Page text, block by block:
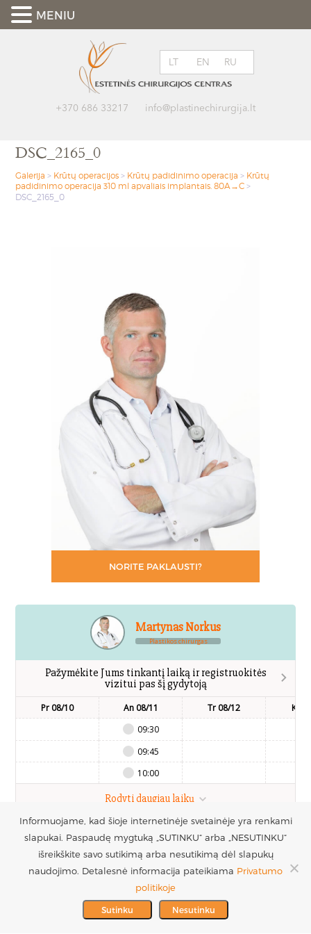
+370 686 33217 info@plastinechirurgija.lt
LT EN RU
DSC_2165_0
Galerija > Krūtų operacijos > Krūtų padidinimo operacija > Krūtų
padidinimo operacija 310 ml apvaliais implantais. 80A→C >
DSC_2165_0
NORITE PAKLAUSTI?
Martynas Norkus
Plastikos chirurgas
Pažymėkite Jums tinkantį laiką ir registruokitės
vizitui pas šį gydytoją
Pr 08/10
An 08/11
09:30
09:45
10:00
Tr 08/12 Kt
Rodyti daugiau laikų
Registruotis vizitui
PARTNERIAI >
MES REMIAME >
UAB Estetinės
chirurgijos centras
Į.k. 300016228
PVM mokėtojo kodas
LT100005717312
+370 686 33217
info@plastinechirurgija.lt
MENIU
Informuojame, kad šioje internetinėje svetainėje yra renkami
slapukai. Paspaudę mygtuką „SUTINKU“ arba „NESUTINKU“
išreikškite savo sutikimą arba nesutikimą dėl slapukų
naudojimo. Detalesnė informacija pateikiama Privatumo
politikoje
Sutinku Nesutinku